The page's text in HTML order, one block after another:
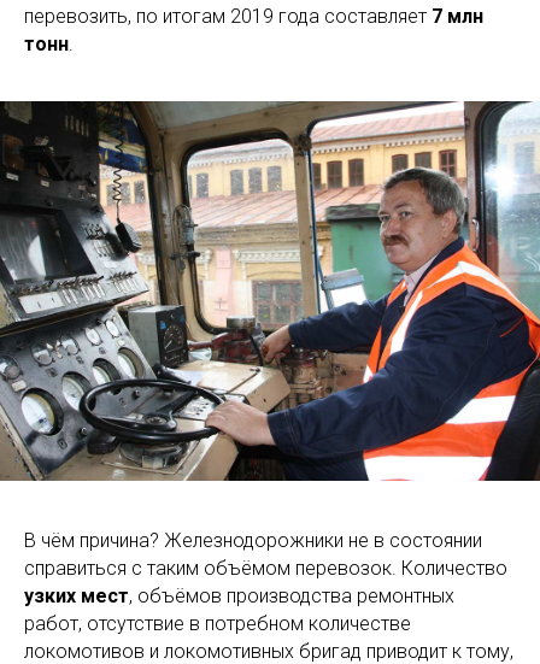
перевозить, по итогам 2019 года составляет 7 млн
тонн.
В чём причина? Железнодорожники не в состоянии
справиться с таким объёмом перевозок. Количество
узких мест, объёмов производства ремонтных
работ, отсутствие в потребном количестве
локомотивов и локомотивных бригад приводит к тому,